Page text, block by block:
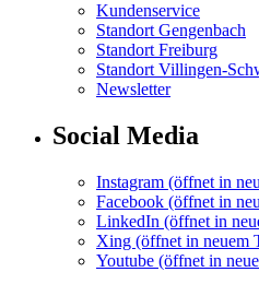
Kundenservice
Standort Gengenbach
Standort Freiburg
Standort Villingen-
Newsletter
Social Media
Instagram (öffnet in
Facebook (öffnet in
LinkedIn (öffnet in
Xing (öffnet in neuem
Youtube (öffnet in